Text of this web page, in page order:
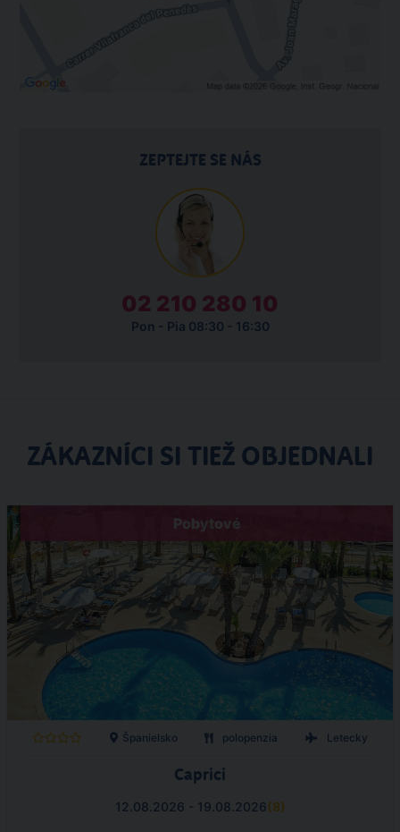
ZEPTEJTE SE NÁS
02 210 280 10
Pon - Pia 08:30 - 16:30
ZÁKAZNÍCI SI TIEŽ OBJEDNALI
Pobytové
Španielsko polopenzia Letecky
Caprici
12.08.2026 - 19.08.2026(8)